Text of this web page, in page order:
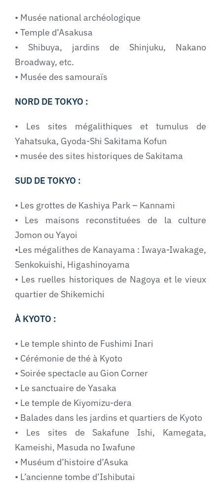
• Musée national archéologique
• Temple d’Asakusa
• Shibuya, jardins de Shinjuku, Nakano
Broadway, etc.
• Musée des samouraïs
NORD DE TOKYO :
• Les sites mégalithiques et tumulus de
Yahatsuka, Gyoda-Shi Sakitama Kofun
• musée des sites historiques de Sakitama
SUD DE TOKYO :
• Les grottes de Kashiya Park – Kannami
• Les maisons reconstituées de la culture
Jomon ou Yayoi
•Les mégalithes de Kanayama : Iwaya-Iwakage,
Senkokuishi, Higashinoyama
• Les ruelles historiques de Nagoya et le vieux
quartier de Shikemichi
À KYOTO :
• Le temple shinto de Fushimi Inari
• Cérémonie de thé à Kyoto
• Soirée spectacle au Gion Corner
• Le sanctuaire de Yasaka
• Le temple de Kiyomizu-dera
• Balades dans les jardins et quartiers de Kyoto
• Les sites de Sakafune Ishi, Kamegata,
Kameishi, Masuda no Iwafune
• Muséum d’histoire d’Asuka
• L’ancienne tombe d’Ishibutai